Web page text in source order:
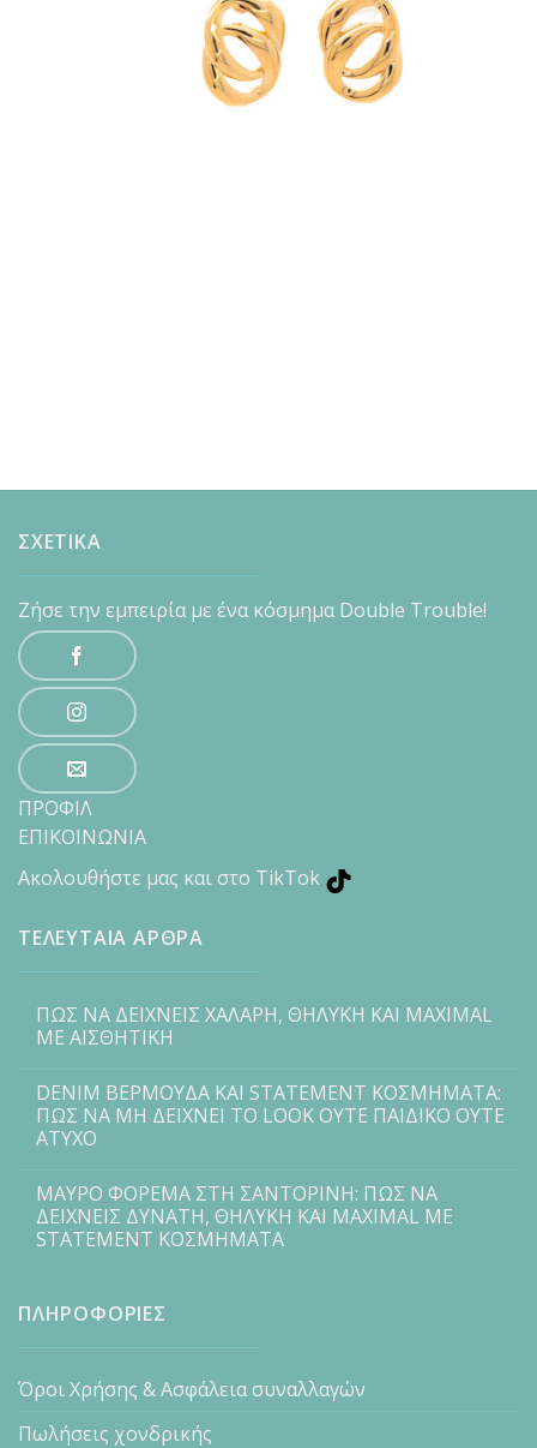
ΣΧΕΤΙΚΑ
Ζήσε την εμπειρία με ένα κόσμημα Double Trouble!
ΠΡΟΦΙΛ
ΕΠΙΚΟΙΝΩΝΙΑ
Ακολουθήστε μας και στο TikTok
ΤΕΛΕΥΤΑΙΑ ΑΡΘΡΑ
ΠΩΣ ΝΑ ΔΕΙΧΝΕΙΣ ΧΑΛΑΡΗ, ΘΗΛΥΚΗ ΚΑΙ MAXIMAL
ΜΕ ΑΙΣΘΗΤΙΚΗ
DENIM ΒΕΡΜΟΥΔΑ ΚΑΙ STATEMENT ΚΟΣΜΗΜΑΤΑ:
ΠΩΣ ΝΑ ΜΗ ΔΕΙΧΝΕΙ ΤΟ LOOK ΟΥΤΕ ΠΑΙΔΙΚΟ ΟΥΤΕ
ΑΤΥΧΟ
ΜΑΥΡΟ ΦΟΡΕΜΑ ΣΤΗ ΣΑΝΤΟΡΙΝΗ: ΠΩΣ ΝΑ
ΔΕΙΧΝΕΙΣ ΔΥΝΑΤΗ, ΘΗΛΥΚΗ ΚΑΙ MAXIMAL ΜΕ
STATEMENT ΚΟΣΜΗΜΑΤΑ
ΠΛΗΡΟΦΟΡΙΕΣ
Όροι Χρήσης & Ασφάλεια συναλλαγών
Πωλήσεις χονδρικής